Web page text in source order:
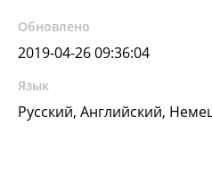
Обновлено
2019-04-26 09:36:04
Язык
Русский, Английский,